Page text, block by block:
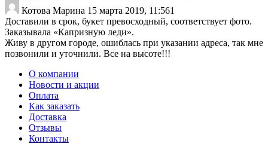
Котова Марина 15 марта 2019, 11:561
Доставили в срок, букет превосходный, соответствует фото.
Заказывала «Капризную леди».
Живу в другом городе, ошиблась при указании адреса, так мне
позвонили и уточнили. Все на высоте!!!
О компании
Новости и акции
Оплата
Как заказать
Доставка
Отзывы
Контакты